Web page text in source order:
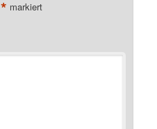
* markiert